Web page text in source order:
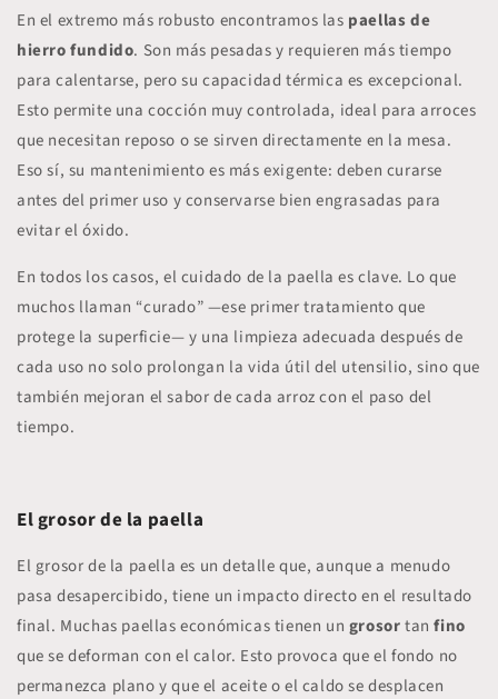
En el extremo más robusto encontramos las paellas de
hierro fundido. Son más pesadas y requieren más tiempo
para calentarse, pero su capacidad térmica es excepcional.
Esto permite una cocción muy controlada, ideal para arroces
que necesitan reposo o se sirven directamente en la mesa.
Eso sí, su mantenimiento es más exigente: deben curarse
antes del primer uso y conservarse bien engrasadas para
evitar el óxido.
En todos los casos, el cuidado de la paella es clave. Lo que
muchos llaman “curado” —ese primer tratamiento que
protege la superficie— y una limpieza adecuada después de
cada uso no solo prolongan la vida útil del utensilio, sino que
también mejoran el sabor de cada arrozcon el paso del
tiempo.
El grosor de la paella
El grosor de la paella es un detalle que, aunque a menudo
pasa desapercibido, tiene un impacto directo en el resultado
final. Muchas paellas económicas tienen un grosortanfino
que se deforman con el calor. Esto provoca que el fondo no
permanezca plano y que el aceite o el caldo se desplacen